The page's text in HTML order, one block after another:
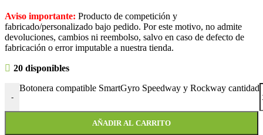
Aviso importante: Producto de competición y
fabricado/personalizado bajo pedido. Por este motivo, no admite
devoluciones, cambios ni reembolso, salvo en caso de defecto de
fabricación o error imputable a nuestra tienda.
20 disponibles
-
Botonera compatible SmartGyro Speedway y Rockway cantidad
AÑADIR AL CARRITO